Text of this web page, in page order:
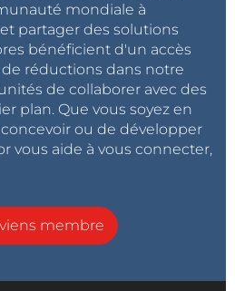
mondiale à
partager des solutions
bénéficient d'un accès
réductions dans notre
de collaborer avec des
plan. Que vous soyez en
ou de développer
vous aide à vous connecter,
membre